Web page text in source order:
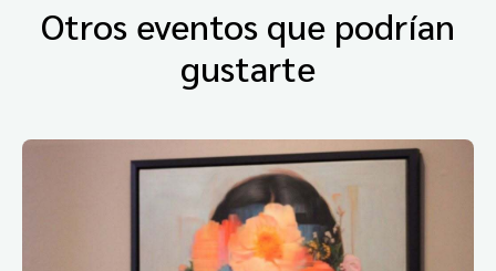
Otros eventos que podrían
gustarte